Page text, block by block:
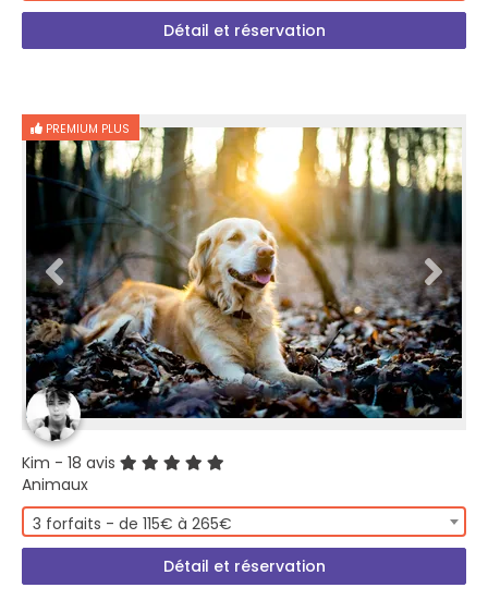
Détail et réservation
PREMIUM PLUS
Kim - 18 avis
Animaux
3 forfaits - de 115€ à 265€
Détail et réservation